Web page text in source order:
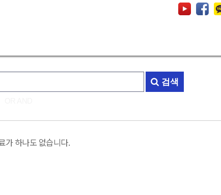
검색
가 하나도 없습니다.